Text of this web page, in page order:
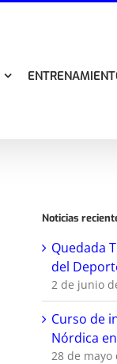
Noticias
Quedada
del
2 de junio
Curso de
Nórdica
28 de mayo